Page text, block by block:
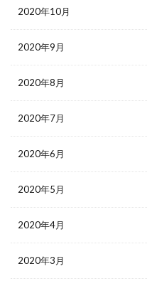
2020年10月
2020年9月
2020年8月
2020年7月
2020年6月
2020年5月
2020年4月
2020年3月